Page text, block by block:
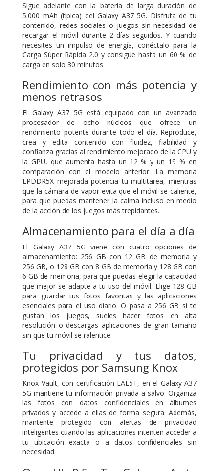
Sigue adelante con la batería de larga duración de
5.000 mAh (típica) del Galaxy A37 5G. Disfruta de tu
contenido, redes sociales o juegos sin necesidad de
recargar el móvil durante 2 días seguidos. Y cuando
necesites un impulso de energía, conéctalo para la
Carga Súper Rápida 2.0 y consigue hasta un 60 % de
carga en solo 30 minutos.
Rendimiento con más potencia y
menos retrasos
El Galaxy A37 5G está equipado con un avanzado
procesador de ocho núcleos que ofrece un
rendimiento potente durante todo el día. Reproduce,
crea y edita contenido con fluidez, fiabilidad y
confianza gracias al rendimiento mejorado de la CPU y
la GPU, que aumenta hasta un 12 % y un 19 % en
comparación con el modelo anterior. La memoria
LPDDR5X mejorada potencia tu multitarea, mientras
que la cámara de vapor evita que el móvil se caliente,
para que puedas mantener la calma incluso en medio
de la acción de los juegos más trepidantes.
Almacenamiento para el día a día
El Galaxy A37 5G viene con cuatro opciones de
almacenamiento: 256 GB con 12 GB de memoria y
256 GB, o 128 GB con 8 GB de memoria y 128 GB con
6 GB de memoria, para que puedas elegir la capacidad
que mejor se adapte a tu uso del móvil. Elige 128 GB
para guardar tus fotos favoritas y las aplicaciones
esenciales para el uso diario. O pasa a 256 GB si te
gustan los juegos, sueles hacer fotos en alta
resolución o descargas aplicaciones de gran tamaño
sin que tu móvil se ralentice.
Tu privacidad y tus datos,
protegidos por Samsung Knox
Knox Vault, con certificación EAL5+, en el Galaxy A37
5G mantiene tu información privada a salvo. Organiza
las fotos con datos confidenciales en álbumes
privados y accede a ellas de forma segura. Además,
mantente protegido con alertas de privacidad
inteligentes cuando las aplicaciones intenten acceder a
tu ubicación exacta o a datos confidenciales sin
necesidad.